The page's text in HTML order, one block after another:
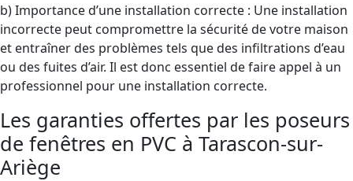
b) Importance d’une installation correcte : Une installation
incorrecte peut compromettre la sécurité de votre maison
et entraîner des problèmes tels que des infiltrations d’eau
ou des fuites d’air. Il est donc essentiel de faire appel à un
professionnel pour une installation correcte.
Les garanties offertes par les poseurs
de fenêtres en PVC à Tarascon-sur-
Ariège